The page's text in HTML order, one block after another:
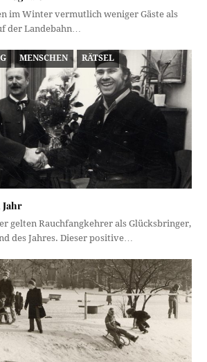
im Winter vermutlich weniger Gäste als
der Landebahn…
MENSCHEN RÄTSEL
Jahr
gelten Rauchfangkehrer als Glücksbringer,
des Jahres. Dieser positive…